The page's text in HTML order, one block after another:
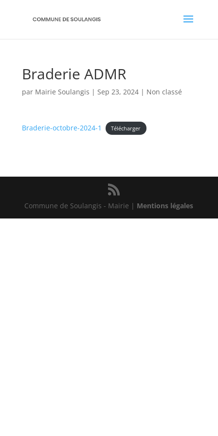
Braderie ADMR
par Mairie Soulangis | Sep 23, 2024| Non classé
Braderie-octobre-2024-1 Télécharger
Commune de Soulangis - Mairie | Mentions légales